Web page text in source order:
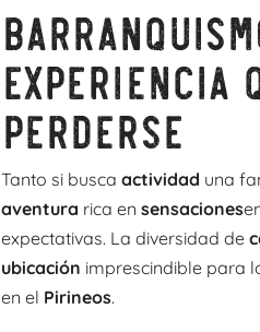
experiencia
perderse
Tanto si busca actividad una
aventura rica en sensaciones
expectativas. La diversidad de
ubicación imprescindible para
en el Pirineos.